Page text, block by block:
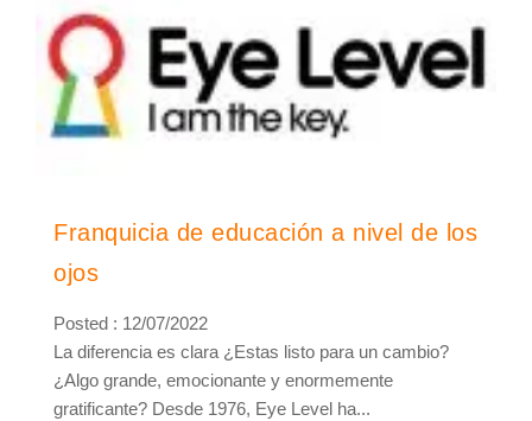
Franquicia de educación a nivel de los
ojos
Posted : 12/07/2022
La diferencia es clara ¿Estas listo para un cambio?
¿Algo grande, emocionante y enormemente
gratificante? Desde 1976, Eye Level ha...